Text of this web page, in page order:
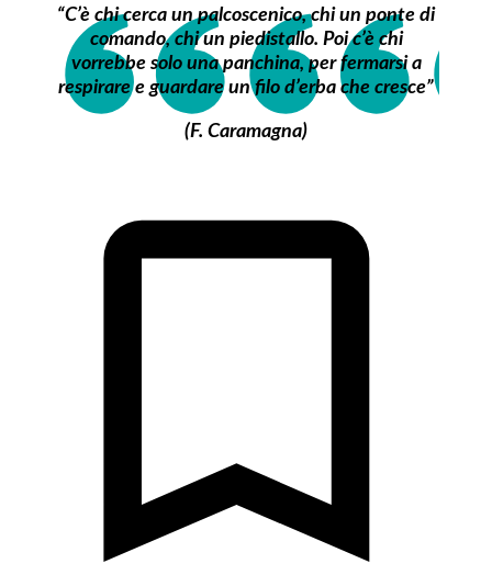
“C’è chi cerca un palcoscenico, chi un ponte di
comando, chi un piedistallo. Poi c’è chi
vorrebbe solo una panchina, per fermarsi a
respirare e guardare un filo d’erba che cresce”
(F. Caramagna)